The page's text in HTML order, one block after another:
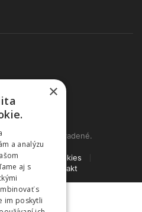
práva vyhradené.
Cookies
Kontakt
×
a analýzu
aj s
s
im poskytli